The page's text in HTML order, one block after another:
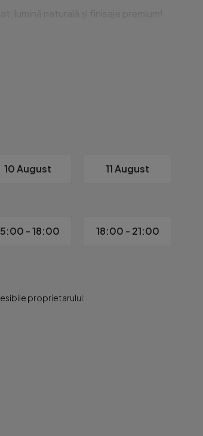
lumină naturală și finisaje premium!
10 August 11 August
- 18:00 18:00 - 21:00
proprietarului: